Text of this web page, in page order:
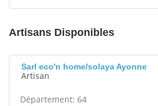
Artisans Disponibles
Sarl eco'n home/solaya Ayonne
Artisan
Département: 64